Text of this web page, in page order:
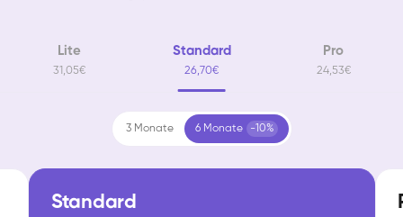
Lite
31,05€
Standard
26,70€
Pro
24,53€
3 Monate 6 Monate -10%
Standard